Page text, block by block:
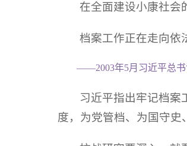
在全面建设小康社会
档案工作正在走向依
——2003年5月习近平总书
习近平指出牢记档案
度，为党管档、为国守史